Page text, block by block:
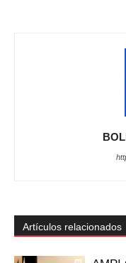
Artículos relacionados